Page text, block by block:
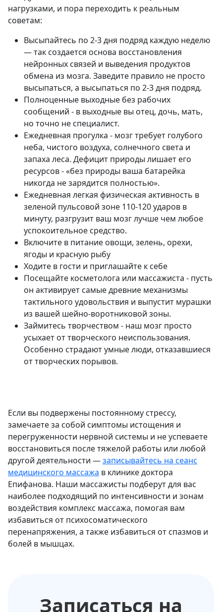
нагрузками, и пора переходить к реальным
советам:
Высыпайтесь по 2-3 дня подряд каждую неделю
— так создается основа восстановления
нейронных связей и выведения продуктов
обмена из мозга. Заведите правило не просто
высыпаться, а высыпаться по 2-3 дня подряд.
Полноценные выходные без рабочих
сообщений - в выходные вы отец, дочь, мать,
но точно не специалист.
Ежедневная прогулка - мозг требует голубого
неба, чистого воздуха, солнечного света и
запаха леса. Дефицит природы лишает его
ресурсов - «без природы ваша батарейка
никогда не зарядится полностью».
Ежедневная легкая физическая активность в
зеленой пульсовой зоне 110-120 ударов в
минуту, разгрузит ваш мозг лучше чем любое
успокоительное средство.
Включите в питание овощи, зелень, орехи,
ягоды и красную рыбу
Ходите в гости и приглашайте к себе
Посещайте косметолога или массажиста - пусть
он активирует самые древние механизмы
тактильного удовольствия и выпустит мурашки
из вашей шейно-воротниковой зоны.
Займитесь творчеством - наш мозг просто
усыхает от творческого неиспользования.
Особенно страдают умные люди, отказавшиеся
от творческих порывов.
Если вы подвержены постоянному стрессу,
замечаете за собой симптомы истощения и
перегруженности нервной системы и не успеваете
восстановиться после тяжелой работы или любой
другой деятельности —записывайтесь на сеанс
медицинского массажа в клинике доктора
Епифанова. Наши массажисты подберут для вас
наиболее подходящий по интенсивности и зонам
воздействия комплекс массажа, помогая вам
избавиться от психосоматического
перенапряжения, а также избавиться от спазмов и
болей в мышцах.
Записаться на